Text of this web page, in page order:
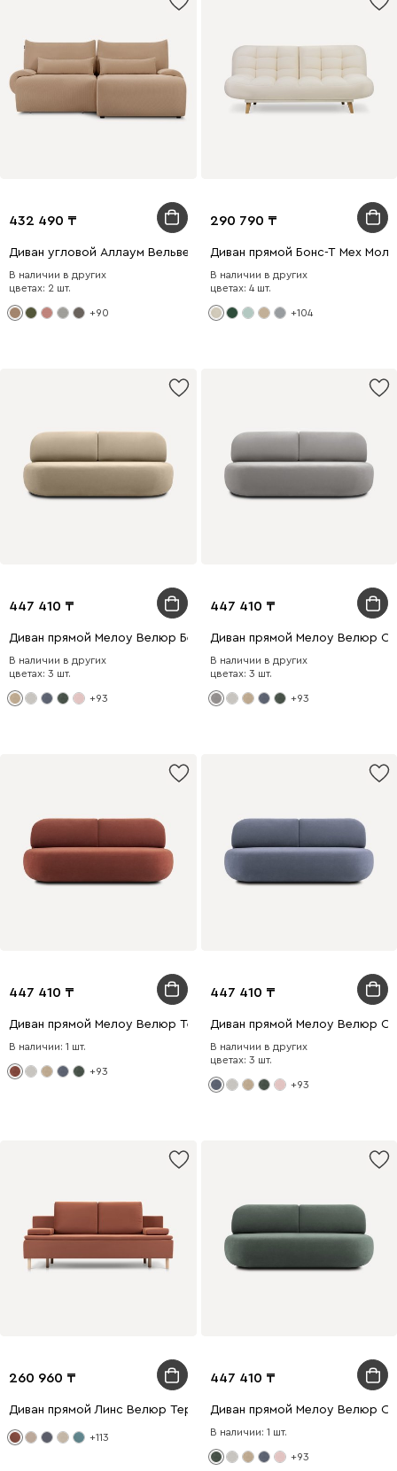
432 490
Диван угловой Аллаум Вельвет Песочный
В наличии в других
цветах: 2 шт.
+90
290 790
Диван прямой Бонс-Т Мех
В наличии в других
цветах: 4 шт.
+104
447 410
Диван прямой Мелоу Велюр Бежевый
В наличии в других
цветах: 3 шт.
+93
447 410
Диван прямой Мелоу Велюр
В наличии в других
цветах: 3 шт.
+93
447 410
Диван прямой Мелоу Велюр Терракотовый
В наличии: 1 шт.
+93
447 410
Диван прямой Мелоу Велюр
В наличии в других
цветах: 3 шт.
+93
260 960
Диван прямой Линс Велюр Терракотовый
+113
447 410
Диван прямой Мелоу Велюр
В наличии: 1 шт.
+93